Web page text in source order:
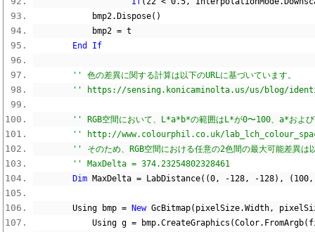
            bmp2
. Dispose()
            bmp2
= t
End
If
'' 色の差異に関する計算は以下のURLに基づいています。
'' https://sensing.konicaminolta.us/us/blog/
'' RGB空間において、L*a*b*の範囲はL*が0〜100、a*およ
'' http://www.colourphil.co.uk/
'' そのため、RGB空間における任意の2色間の最大可能差異は
'' MaxDelta = 374.23254802328461
Dim MaxDelta = LabDistance((0, -128, -128), ( 100,
        Using bmp
= New GcBitmap( pixelSize.Width,
            Using g
= bmp.CreateGraphics (Color. FromArgb(